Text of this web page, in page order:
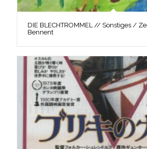
DIE BLECHTROMMEL // Sonstiges /
Bennent